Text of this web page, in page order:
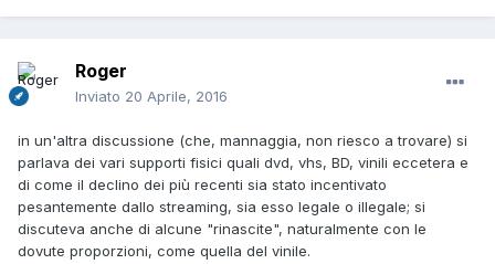
Roger
Inviato 20 Aprile, 2016
in un'altra discussione (che, mannaggia, non riesco a trovare) si
parlava dei vari supporti fisici quali dvd, vhs, BD, vinili eccetera e
di come il declino dei più recenti sia stato incentivato
pesantemente dallo streaming, sia esso legale o illegale; si
discuteva anche di alcune "rinascite", naturalmente con le
dovute proporzioni, come quella del vinile.